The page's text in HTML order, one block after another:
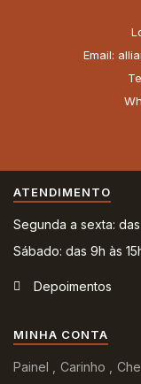
Email:
ATENDIMENTO
Segunda a sexta:
Sábado: das 9h às
Depoimentos
MINHA CONTA
Painel Carinho